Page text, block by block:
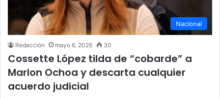
Nacional
Redacción mayo 6, 2026 30
Cossette López tilda de “cobarde” a
Marlon Ochoa y descarta cualquier
acuerdo judicial